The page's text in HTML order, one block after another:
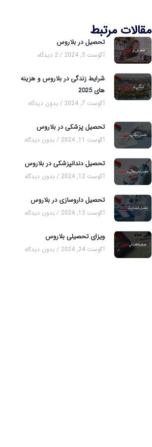
مقالات مرتبط
تحصیل در بلاروس
آگوست 3, 2024 2 دیدگاه
شرایط زندگی در بلاروس و هزینه
های 2025
آگوست 7, 2024 بدون دیدگاه
تحصیل پزشکی در بلاروس
آگوست 11, 2024 بدون دیدگاه
تحصیل دندانپزشکی در بلاروس
آگوست 12, 2024 بدون دیدگاه
تحصیل داروسازی در بلاروس
آگوست 13, 2024 بدون دیدگاه
ویزای تحصیلی بلاروس
آگوست 24, 2024 بدون دیدگاه